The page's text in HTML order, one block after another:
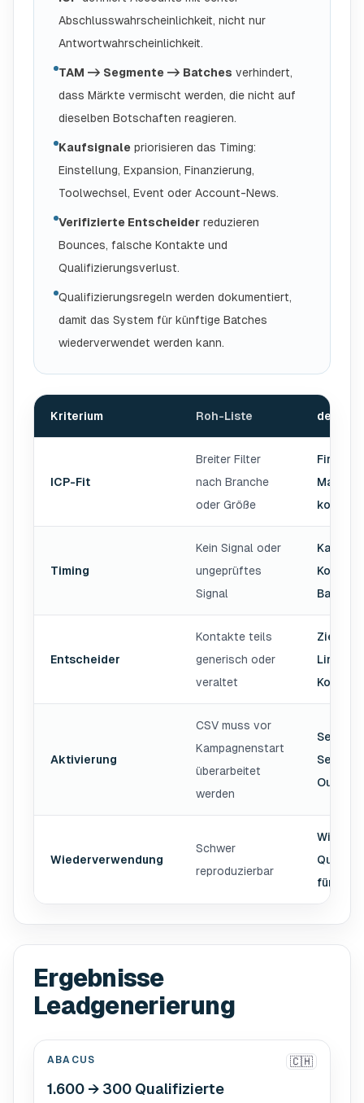
Abschlusswahrscheinlichkeit, nicht nur
Antwortwahrscheinlichkeit.
TAM -> Segmente -> Batches verhindert,
dass Märkte vermischt werden, die nicht auf
dieselben Botschaften reagieren.
Kaufsignale priorisieren das Timing:
Einstellung, Expansion, Finanzierung,
Toolwechsel, Event oder Account-News.
Verifizierte Entscheider reduzieren
Bounces, falsche Kontakte und
Qualifizierungsverlust.
Qualifizierungsregeln werden dokumentiert,
damit das System für künftige Batches
wiederverwendet werden kann.
Kriterium Roh-Liste devlo
ICP-Fit
Breiter Filter
nach Branche
oder Größe
Markt,
Timing
Kein Signal oder
ungeprüftes
Signal
Batches
Entscheider
Kontakte teils
generisch oder
veraltet
Aktivierung
CSV muss vor
Kampagnenstart
überarbeitet
werden
Wiederverwendung
Schwer
reproduzierbar
für
Ergebnisse
Leadgenerierung
ABACUS 🇨🇭
1.600 → 300 Qualifizierte